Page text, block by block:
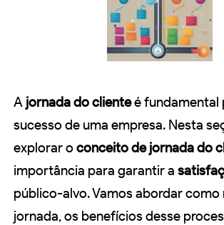
A jornada do clienteé fundamental
sucesso de uma empresa. Nesta
explorar o conceito de jornada do
importância para garantir a
público-alvo. Vamos abordar como
jornada, os benefícios desse